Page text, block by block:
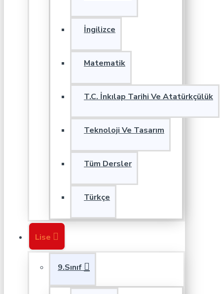
İngilizce
Matematik
T.C. İnkılap Tarihi Ve Atatürkçülük
Teknoloji Ve Tasarım
Tüm Dersler
Türkçe
Lise
9.Sınıf